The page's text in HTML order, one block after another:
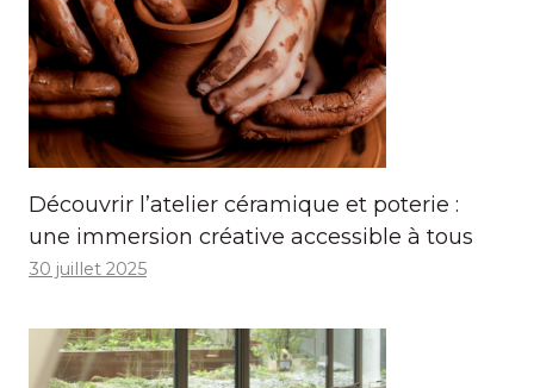
Découvrir l’atelier céramique et poterie :
une immersion créative accessible à tous
30 juillet 2025